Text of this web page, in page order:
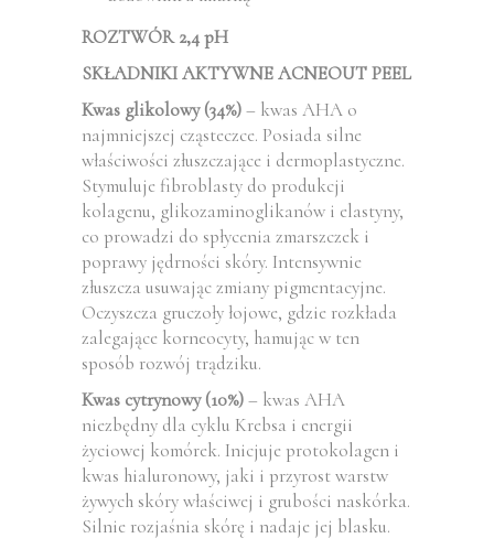
ROZTWÓR 2,4 pH
SKŁADNIKI AKTYWNE ACNEOUT PEEL
Kwas glikolowy (34%)– kwas AHA o
najmniejszej cząsteczce. Posiada silne
właściwości złuszczające i dermoplastyczne.
Stymuluje fibroblasty do produkcji
kolagenu, glikozaminoglikanów i elastyny,
co prowadzi do spłycenia zmarszczek i
poprawy jędrności skóry. Intensywnie
złuszcza usuwając zmiany pigmentacyjne.
Oczyszcza gruczoły łojowe, gdzie rozkłada
zalegające korneocyty, hamując w ten
sposób rozwój trądziku.
Kwas cytrynowy (10%)– kwas AHA
niezbędny dla cyklu Krebsa i energii
życiowej komórek. Inicjuje protokolagen i
kwas hialuronowy, jaki i przyrost warstw
żywych skóry właściwej i grubości naskórka.
Silnie rozjaśnia skórę i nadaje jej blasku.